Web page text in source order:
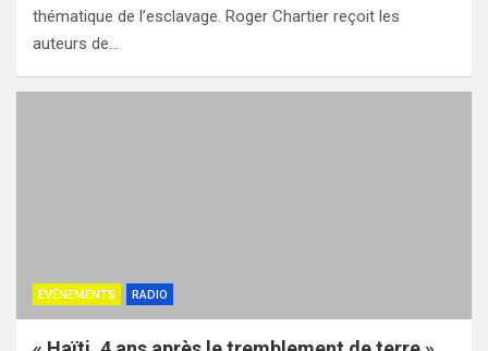
thématique de l’esclavage. Roger Chartier reçoit les
auteurs de…
ÉVÉNEMENTS RADIO